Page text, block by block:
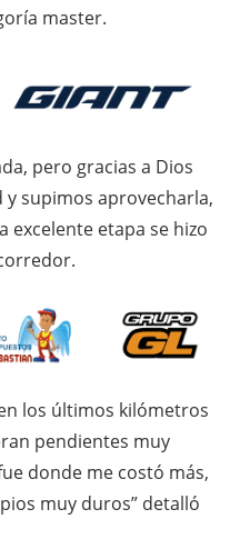
master.
pero gracias a Dios
supimos aprovecharla,
excelente etapa se hizo
los últimos kilómetros
pendientes muy
donde me costó más,
muy duros” detalló